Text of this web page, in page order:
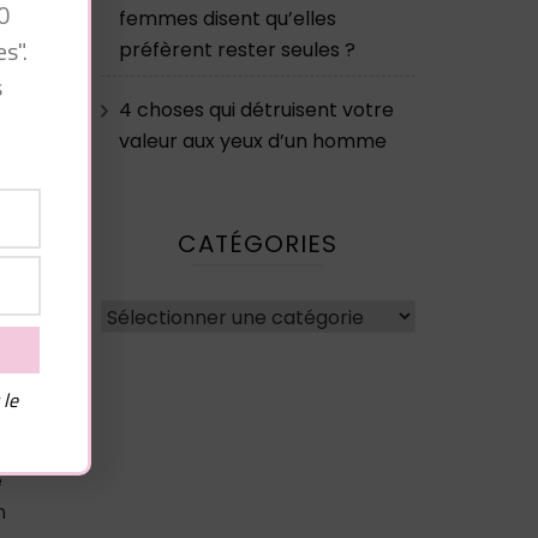
femmes disent qu’elles
préfèrent rester seules ?
4 choses qui détruisent votre
valeur aux yeux d’un homme
CATÉGORIES
Catégories